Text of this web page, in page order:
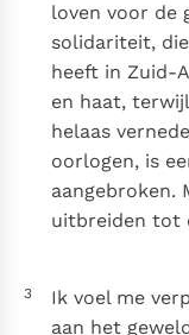
loven voor de
solidariteit,
heeft in Zuid-
en haat,
helaas
oorlogen, is
aangebroken.
uitbreiden tot
3
Ik voel me
aan het